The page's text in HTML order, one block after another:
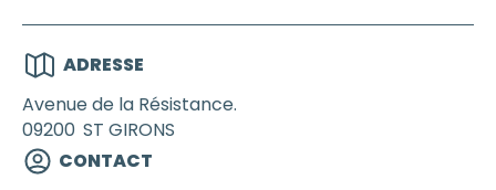
ADRESSE
Avenue de la Résistance.
09200 ST GIRONS
CONTACT